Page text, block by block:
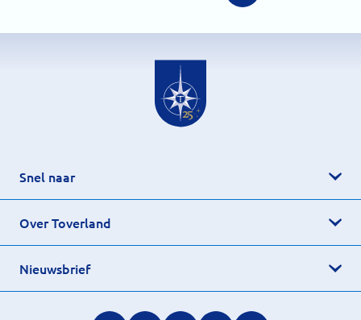
Snel naar
Over Toverland
Nieuwsbrief